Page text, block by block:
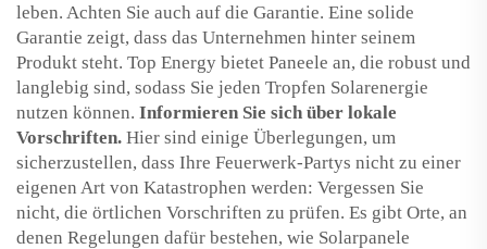
leben. Achten Sie auch auf die Garantie. Eine solide
Garantie zeigt, dass das Unternehmen hinter seinem
Produkt steht. Top Energy bietet Paneele an, die robust und
langlebig sind, sodass Sie jeden Tropfen Solarenergie
nutzen können. Informieren Sie sich über lokale
Vorschriften. Hier sind einige Überlegungen, um
sicherzustellen, dass Ihre Feuerwerk-Partys nicht zu einer
eigenen Art von Katastrophen werden: Vergessen Sie
nicht, die örtlichen Vorschriften zu prüfen. Es gibt Orte, an
denen Regelungen dafür bestehen, wie Solarpanele